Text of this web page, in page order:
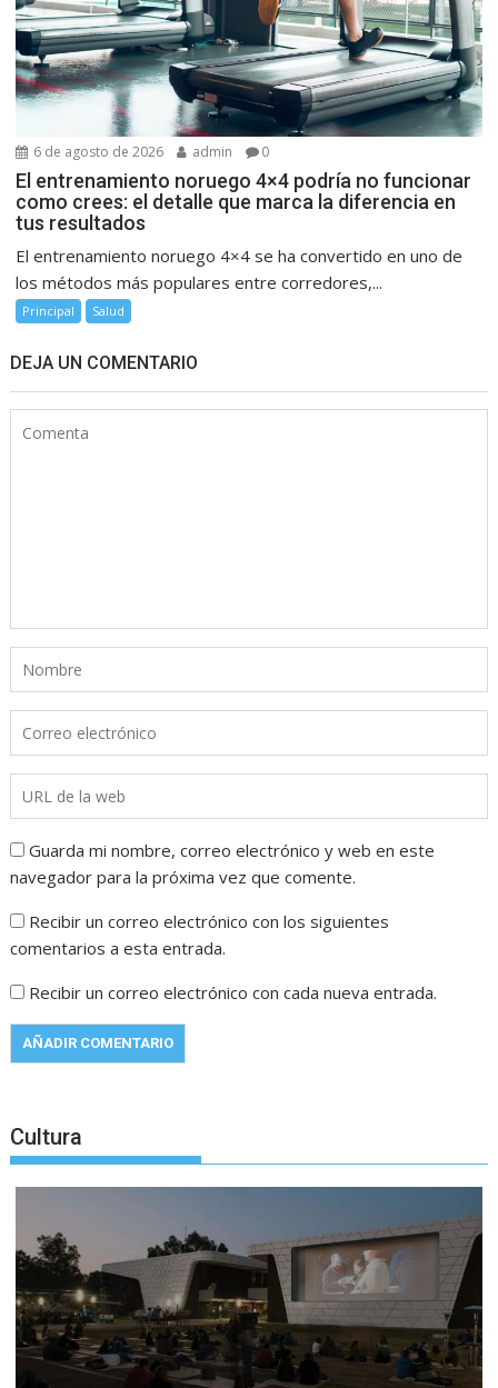
6 de agosto de 2026 admin 0
El entrenamiento noruego 4×4 podría no funcionar
como crees: el detalle que marca la diferencia en
tus resultados
El entrenamiento noruego 4×4 se ha convertido en uno de
los métodos más populares entre corredores,...
Principal Salud
DEJA UN COMENTARIO
Guarda mi nombre, correo electrónico y web en este
navegador para la próxima vez que comente.
Recibir un correo electrónico con los siguientes
comentarios a esta entrada.
Recibir un correo electrónico con cada nueva entrada.
Cultura